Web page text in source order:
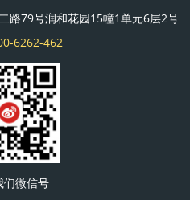
路79号润和花园15幢1单元6层2号
6262-462
们微信号